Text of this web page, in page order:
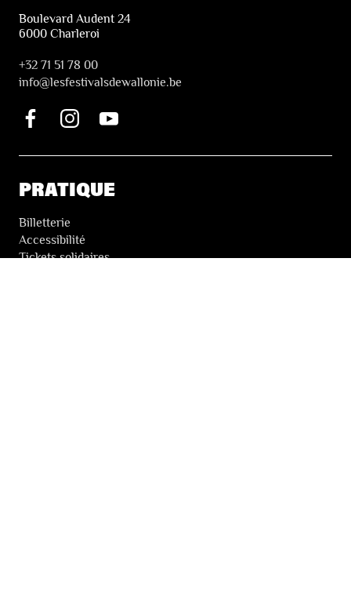
Boulevard Audent 24
6000 Charleroi
+32 71 51 78 00
info@lesfestivalsdewallonie.be
PRATIQUE
Billetterie
Accessibilité
Tickets solidaires